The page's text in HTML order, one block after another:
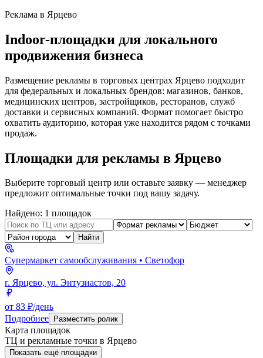
Реклама в Ярцево
Indoor-площадки для локального
продвижения бизнеса
Размещение рекламы в торговых центрах Ярцево подходит
для федеральных и локальных брендов: магазинов, банков,
медицинских центров, застройщиков, ресторанов, служб
доставки и сервисных компаний. Формат помогает быстро
охватить аудиторию, которая уже находится рядом с точками
продаж.
Площадки для рекламы в Ярцево
Выберите торговый центр или оставьте заявку — менеджер
предложит оптимальные точки под вашу задачу.
Найдено: 1 площадок
Найти
Супермаркет самообслуживания • Светофор
г. Ярцево, ул. Энтузиастов, 20
от 83 ₽/день
Подробнее
Разместить ролик
Карта площадок
ТЦ и рекламные точки в Ярцево
Показать ещё площадки